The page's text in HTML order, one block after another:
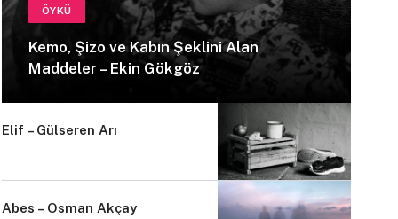
ÖYKÜ
Kemo, Şizo ve Kabın Şeklini Alan
Maddeler – Ekin Gökgöz
Elif – Gülseren Arı
Abes – Osman Akçay